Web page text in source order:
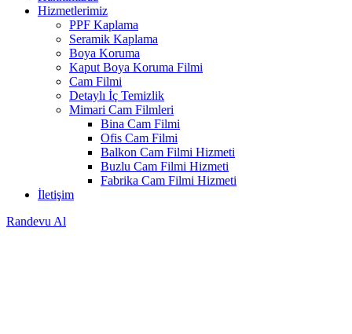
Hizmetlerimiz
PPF Kaplama
Seramik Kaplama
Boya Koruma
Kaput Boya Koruma Filmi
Cam Filmi
Detaylı İç Temizlik
Mimari Cam Filmleri
Bina Cam Filmi
Ofis Cam Filmi
Balkon Cam Filmi Hizmeti
Buzlu Cam Filmi Hizmeti
Fabrika Cam Filmi Hizmeti
İletişim
Randevu Al